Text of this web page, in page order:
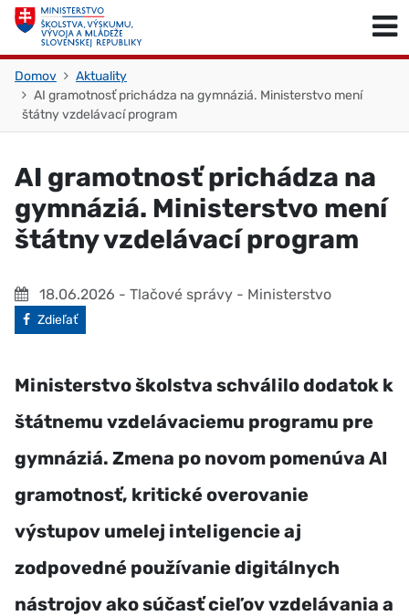
Skočiť na obsah
Domov
Aktuality
AI gramotnosť prichádza na gymnáziá. Ministerstvo mení
štátny vzdelávací program
AI gramotnosť prichádza na
gymnáziá. Ministerstvo mení
štátny vzdelávací program
18.06.2026 - Tlačové správy - Ministerstvo
Facebook
Zdieľať
Ministerstvo školstva schválilo dodatok k
štátnemu vzdelávaciemu programu pre
gymnáziá. Zmena po novom pomenúva AI
gramotnosť, kritické overovanie
výstupov umelej inteligencie aj
zodpovedné používanie digitálnych
nástrojov ako súčasť cieľov vzdelávania a
Skočiť na začiatok stránky